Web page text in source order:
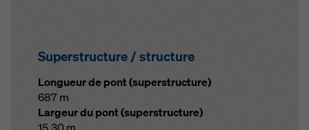
Superstructure / structure
Longueur de pont (superstructure)
687 m
Largeur du pont (superstructure)